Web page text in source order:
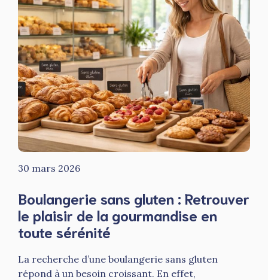
30 mars 2026
Boulangerie sans gluten : Retrouver
le plaisir de la gourmandise en
toute sérénité
La recherche d’une boulangerie sans gluten
répond à un besoin croissant. En effet,